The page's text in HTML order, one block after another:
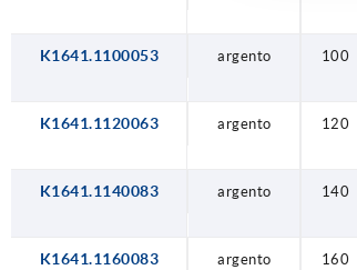
K1641.1100053 argento 100
K1641.1120063 argento 120
K1641.1140083 argento 140
K1641.1160083 argento 160